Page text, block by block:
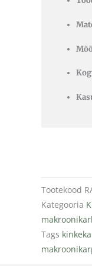
Tootekood
Kategooria
Tags